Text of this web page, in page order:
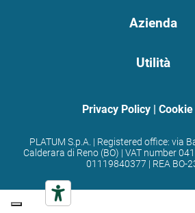
Azienda
Utilità
Privacy Policy|
PLATUM S.p.A. | Registered office: via
Calderara di Reno (BO) | VAT number
01119840377 | REA BO-